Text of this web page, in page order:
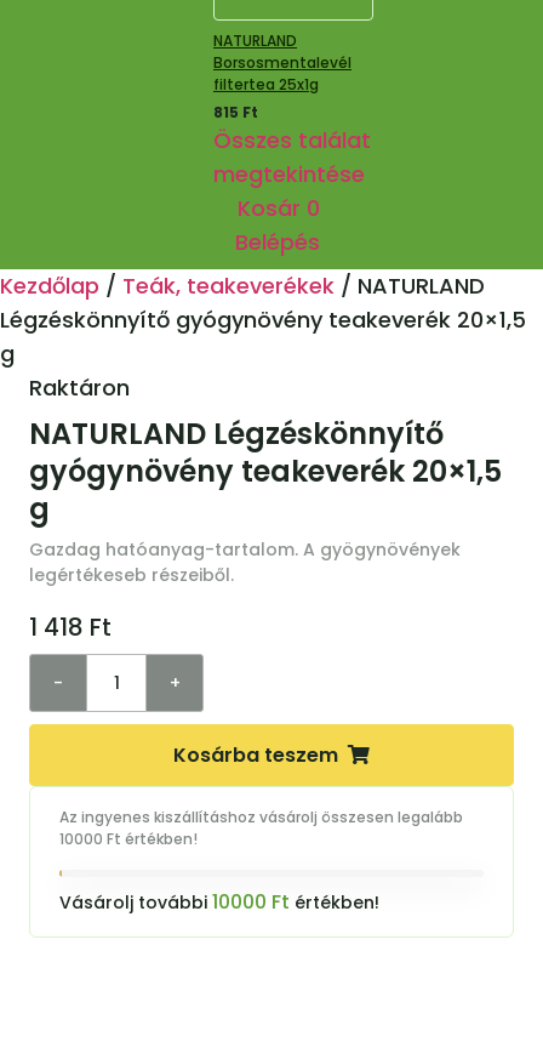
NATURLAND
Borsosmentalevél
filtertea 25x1g
815 Ft
Összes találat
megtekintése
Kosár 0
Belépés
Kezdőlap / Teák, teakeverékek / NATURLAND
Légzéskönnyítő gyógynövény teakeverék 20×1,5
g
Raktáron
NATURLAND Légzéskönnyítő
gyógynövény teakeverék 20×1,5
g
Gazdag hatóanyag-tartalom. A gyögynövények
legértékeseb részeiből.
1 418 Ft
- +
Kosárba teszem
Az ingyenes kiszállításhoz vásárolj összesen legalább
10000 Ft értékben!
Vásárolj további 10000 Ft értékben!